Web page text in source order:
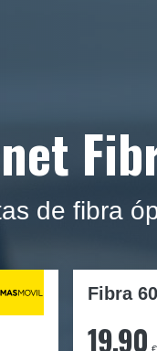
de fibra
Fibra
19,90